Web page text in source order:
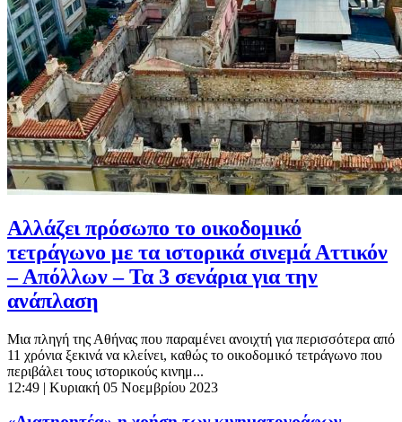
Αλλάζει πρόσωπο το οικοδομικό
τετράγωνο με τα ιστορικά σινεμά Αττικόν
– Απόλλων – Τα 3 σενάρια για την
ανάπλαση
Μια πληγή της Αθήνας που παραμένει ανοιχτή για περισσότερα από
11 χρόνια ξεκινά να κλείνει, καθώς το οικοδομικό τετράγωνο που
περιβάλει τους ιστορικούς κινημ...
12:49 | Κυριακή 05 Νοεμβρίου 2023